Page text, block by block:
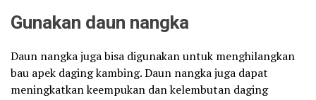
Gunakan daun nangka
Daun nangka juga bisa digunakan untuk menghilangkan
bau apek daging kambing. Daun nangka juga dapat
meningkatkan keempukan dan kelembutan daging